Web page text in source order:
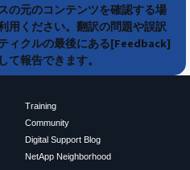
の元のコンテンツを確認する場
用ください。翻訳の問題や誤訳
ィクルの最後にある[Feedback]
て報告できます。
Training
Community
Digital Support Blog
NetApp Neighborhood